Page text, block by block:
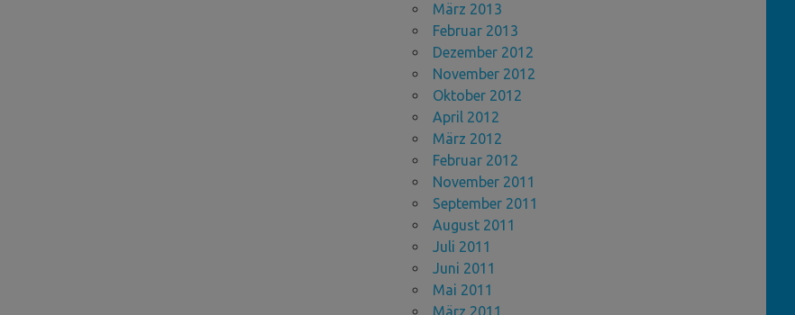
März 2013
Februar 2013
Dezember 2012
November 2012
Oktober 2012
April 2012
März 2012
Februar 2012
November 2011
September 2011
August 2011
Juli 2011
Juni 2011
Mai 2011
März 2011